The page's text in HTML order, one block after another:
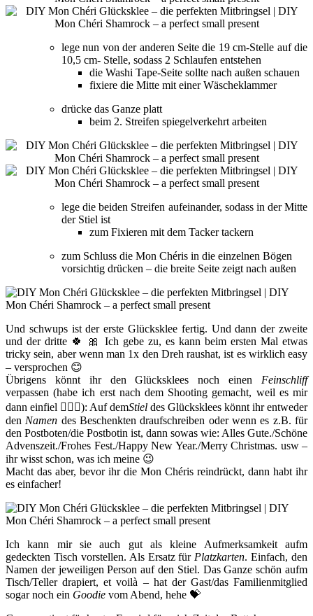
lege nun von der anderen Seite die 19 cm-Stelle auf die
10,5 cm- Stelle, sodass 2 Schlaufen entstehen
die Washi Tape-Seite sollte nach außen schauen
fixiere die Mitte mit einer Wäscheklammer
drücke das Ganze platt
beim 2. Streifen spiegelverkehrt arbeiten
lege die beiden Streifen aufeinander, sodass in der Mitte
der Stiel ist
zum Fixieren mit dem Tacker tackern
zum Schluss die Mon Chéris in die einzelnen Bögen
vorsichtig drücken – die breite Seite zeigt nach außen
Und schwups ist der erste Glücksklee fertig. Und dann der zweite
und der dritte 🍀 🎀 Ich gebe zu, es kann beim ersten Mal etwas
tricky sein, aber wenn man 1x den Dreh raushat, ist es wirklich easy
– versprochen 😊
Übrigens könnt ihr den Glücksklees noch einen Feinschliff
verpassen (habe ich erst nach dem Shooting gemacht, weil es mir
dann einfiel 🤦🏻‍♀️): Auf demStiel des Glücksklees könnt ihr entweder
den Namen des Beschenkten draufschreiben oder wenn es z.B. für
den Postboten/die Postbotin ist, dann sowas wie: Alles Gute./Schöne
Advenszeit./Frohes Fest./Happy New Year./Merry Christmas. usw –
ihr wisst schon, was ich meine 😉
Macht das aber, bevor ihr die Mon Chéris reindrückt, dann habt ihr
es einfacher!
Ich kann mir sie auch gut als kleine Aufmerksamkeit aufm
gedeckten Tisch vorstellen. Als Ersatz für Platzkarten. Einfach, den
Namen der jeweiligen Person auf den Stiel. Das Ganze schön aufm
Tisch/Teller drapiert, et voilà – hat der Gast/das Familienmitglied
sogar noch ein Goodie vom Abend, hehe 💝